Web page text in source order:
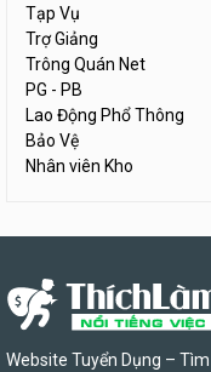
Tạp Vụ
Trợ Giảng
Trông Quán Net
PG - PB
Lao Động Phổ Thông
Bảo Vệ
Nhân viên Kho
Website Tuyển Dụng –